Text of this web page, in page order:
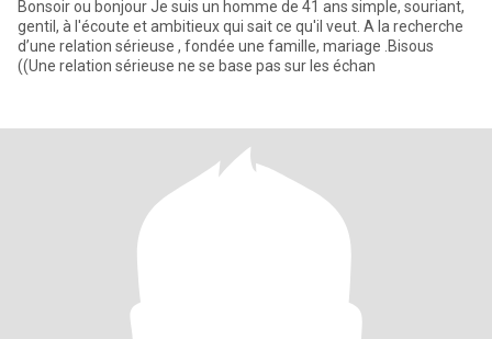
Bonsoir ou bonjour Je suis un homme de 41 ans simple, souriant,
gentil, à l'écoute et ambitieux qui sait ce qu'il veut. A la recherche
d’une relation sérieuse , fondée une famille, mariage .Bisous
((Une relation sérieuse ne se base pas sur les échan